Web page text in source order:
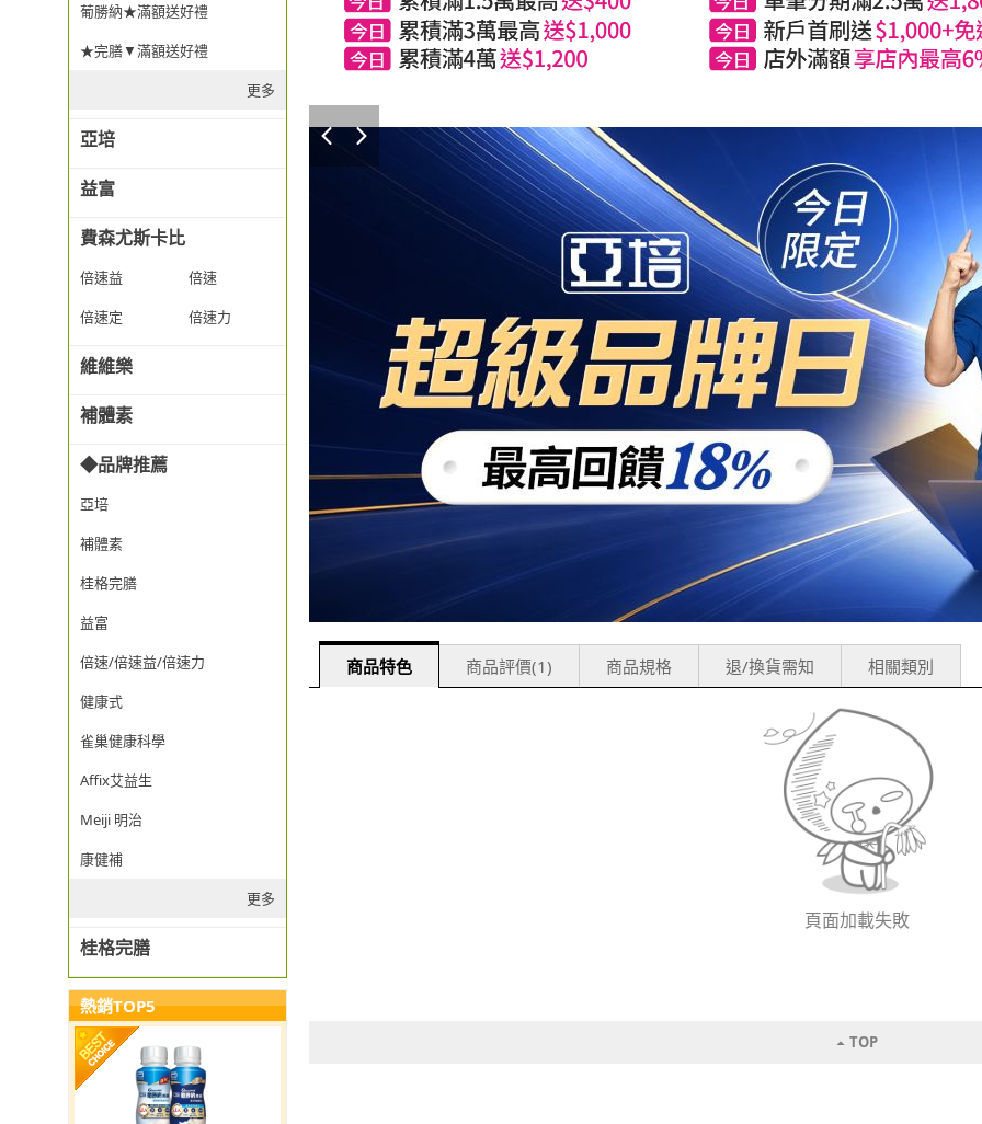
葡勝納★滿額送好禮
★完膳▼滿額送好禮
更多
亞培
益富
費森尤斯卡比
倍速益
倍速
倍速定
倍速力
維維樂
補體素
◆品牌推薦
亞培
補體素
桂格完膳
益富
倍速/倍速益/倍速力
健康式
雀巢健康科學
Affix艾益生
Meiji 明治
康健補
更多
桂格完膳
熱銷TOP5
商品特色 商品評價(1) 商品規格 退/換貨需知 相關類別
頁面加載失敗
TOP